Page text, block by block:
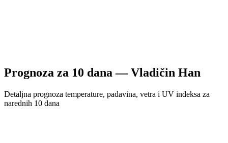
Prognoza za 10 dana —Vladičin Han
Detaljna prognoza temperature, padavina, vetra i UV indeksa za
narednih 10 dana